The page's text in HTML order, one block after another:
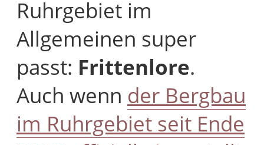
Ruhrgebiet im
Allgemeinen super
passt: Frittenlore.
Auch wenn der Bergbau
im Ruhrgebiet seit Ende